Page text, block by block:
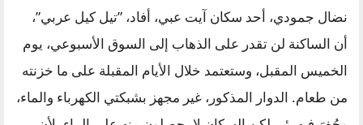
نضال جمودي، أحد سكان آيت عبي، أفاد، ”تيل كيل عربي”،
أن الساكنة لن تقدر على الذهاب إلى السوق الأسبوعي، يوم
الخميس المقبل، وستعتمد خلال الأيام المقبلة على ما خزنته
من طعام. الدوار المذكور، غير مجهز بشبكتي الكهرباء والماء،